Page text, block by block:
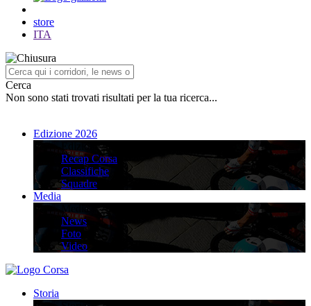
store
ITA
Cerca
Non sono stati trovati risultati per la tua ricerca...
Edizione 2026
Edizione 2026
Recap Corsa
Classifiche
Squadre
Media
Media
News
Foto
Video
Storia